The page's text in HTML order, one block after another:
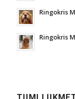
Ringokris
Ringokris